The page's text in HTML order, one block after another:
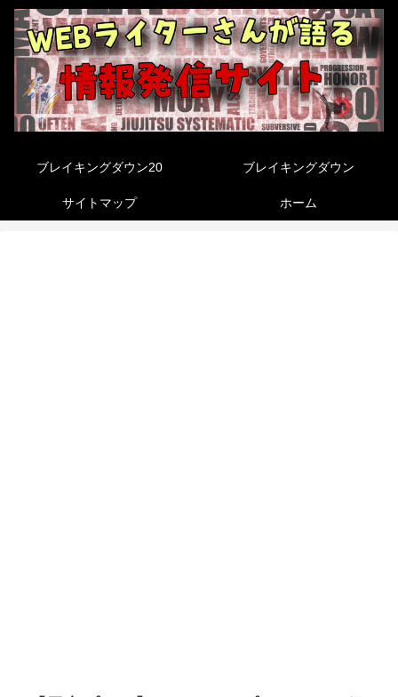
ブレイキングダウン20 ブレイキングダウン
サイトマップ ホーム